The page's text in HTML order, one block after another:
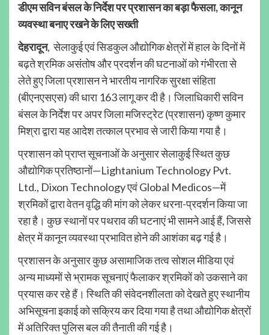
डीएम सविन बंसल के निर्देश पर प्रशासन का बड़ा फैसला, कानून
व्यवस्था बनाए रखने के लिए सख्ती
देहरादून, सेलाकुई एवं सिडकुल औद्योगिक क्षेत्रों में हाल के दिनों में
बढ़ते श्रमिक असंतोष और प्रदर्शन की घटनाओं को गंभीरता से
लेते हुए जिला प्रशासन ने भारतीय नागरिक सुरक्षा संहिता
(बीएनएसएस) की धारा 163 लागू कर दी है। जिलाधिकारी सविन
बंसल के निर्देश पर अपर जिला मजिस्ट्रेट (प्रशासन) कृष्ण कुमार
मिश्रा द्वारा यह आदेश तत्काल प्रभाव से जारी किया गया है।
प्रशासन को प्राप्त सूचनाओं के अनुसार सेलाकुई स्थित कुछ
औद्योगिक प्रतिष्ठानों—Lightanium Technology Pvt.
Ltd., Dixon Technology एवं Global Medicos—में
श्रमिकों द्वारा वेतन वृद्धि की मांग को लेकर धरना-प्रदर्शन किया जा
रहा है। कुछ स्थानों पर पथराव की घटनाएं भी सामने आई हैं, जिससे
क्षेत्र में कानून व्यवस्था प्रभावित होने की आशंका बढ़ गई है।
प्रशासन के अनुसार कुछ असामाजिक तत्व सोशल मीडिया एवं
अन्य माध्यमों से भ्रामक सूचनाएं फैलाकर श्रमिकों को उकसाने का
प्रयास कर रहे हैं। स्थिति की संवेदनशीलता को देखते हुए स्थानीय
अभिसूचना इकाई को सक्रिय कर दिया गया है तथा औद्योगिक क्षेत्रों
में अतिरिक्त पुलिस बल की तैनाती की गई है।